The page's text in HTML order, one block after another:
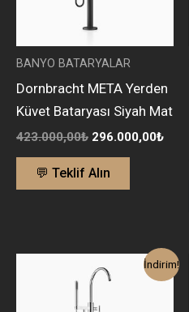
BANYO BATARYALAR
Dornbracht META Yerden
Küvet Bataryası Siyah Mat
423.000,00₺ 296.000,00₺
💬 Teklif Alın
İndirim!
fiyat:
Şu